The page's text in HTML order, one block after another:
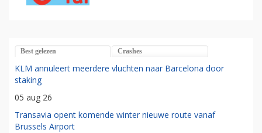
Best gelezen Crashes
KLM annuleert meerdere vluchten naar Barcelona door
staking
05 aug 26
Transavia opent komende winter nieuwe route vanaf
Brussels Airport